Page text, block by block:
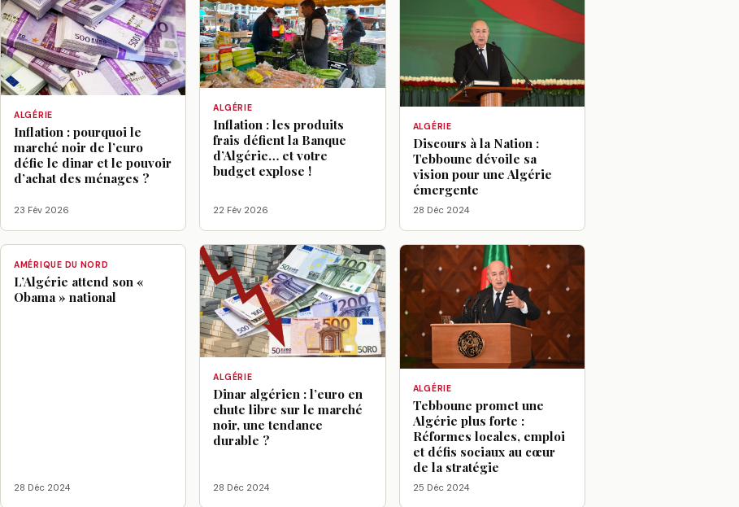
ALGÉRIE
Inflation : pourquoi le
marché noir de l’euro
défie le dinar et le pouvoir
d’achat des ménages ?
23 Fév 2026
ALGÉRIE
Inflation : les produits
frais défient la Banque
d’Algérie… et votre
budget explose !
22 Fév 2026
ALGÉRIE
Discours à la Nation :
Tebboune dévoile sa
vision pour une Algérie
émergente
28 Déc 2024
AMÉRIQUE DU NORD
L’Algérie attend son «
Obama » national
28 Déc 2024
ALGÉRIE
Dinar algérien : l’euro en
chute libre sur le marché
noir, une tendance
durable ?
28 Déc 2024
ALGÉRIE
Tebboune promet une
Algérie plus forte :
Réformes locales, emploi
et défis sociaux au cœur
de la stratégie
25 Déc 2024